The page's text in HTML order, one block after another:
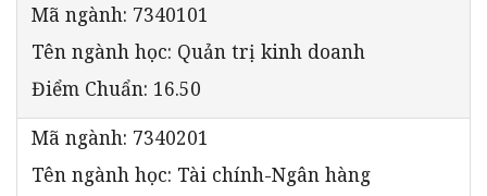
Mã ngành: 7340101
Tên ngành học: Quản trị kinh doanh
Điểm Chuẩn: 16.50
Mã ngành: 7340201
Tên ngành học: Tài chính-Ngân hàng